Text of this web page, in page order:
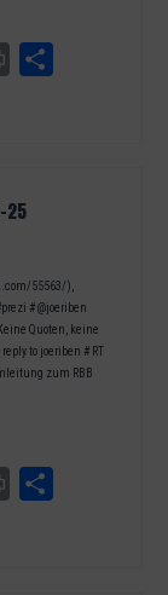
Print
25
55563/),
# @joeriben
Quoten, keine
to joeriben # RT
zum RBB
Print